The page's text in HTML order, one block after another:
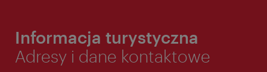
Informacja turystyczna
Adresy i dane kontaktowe